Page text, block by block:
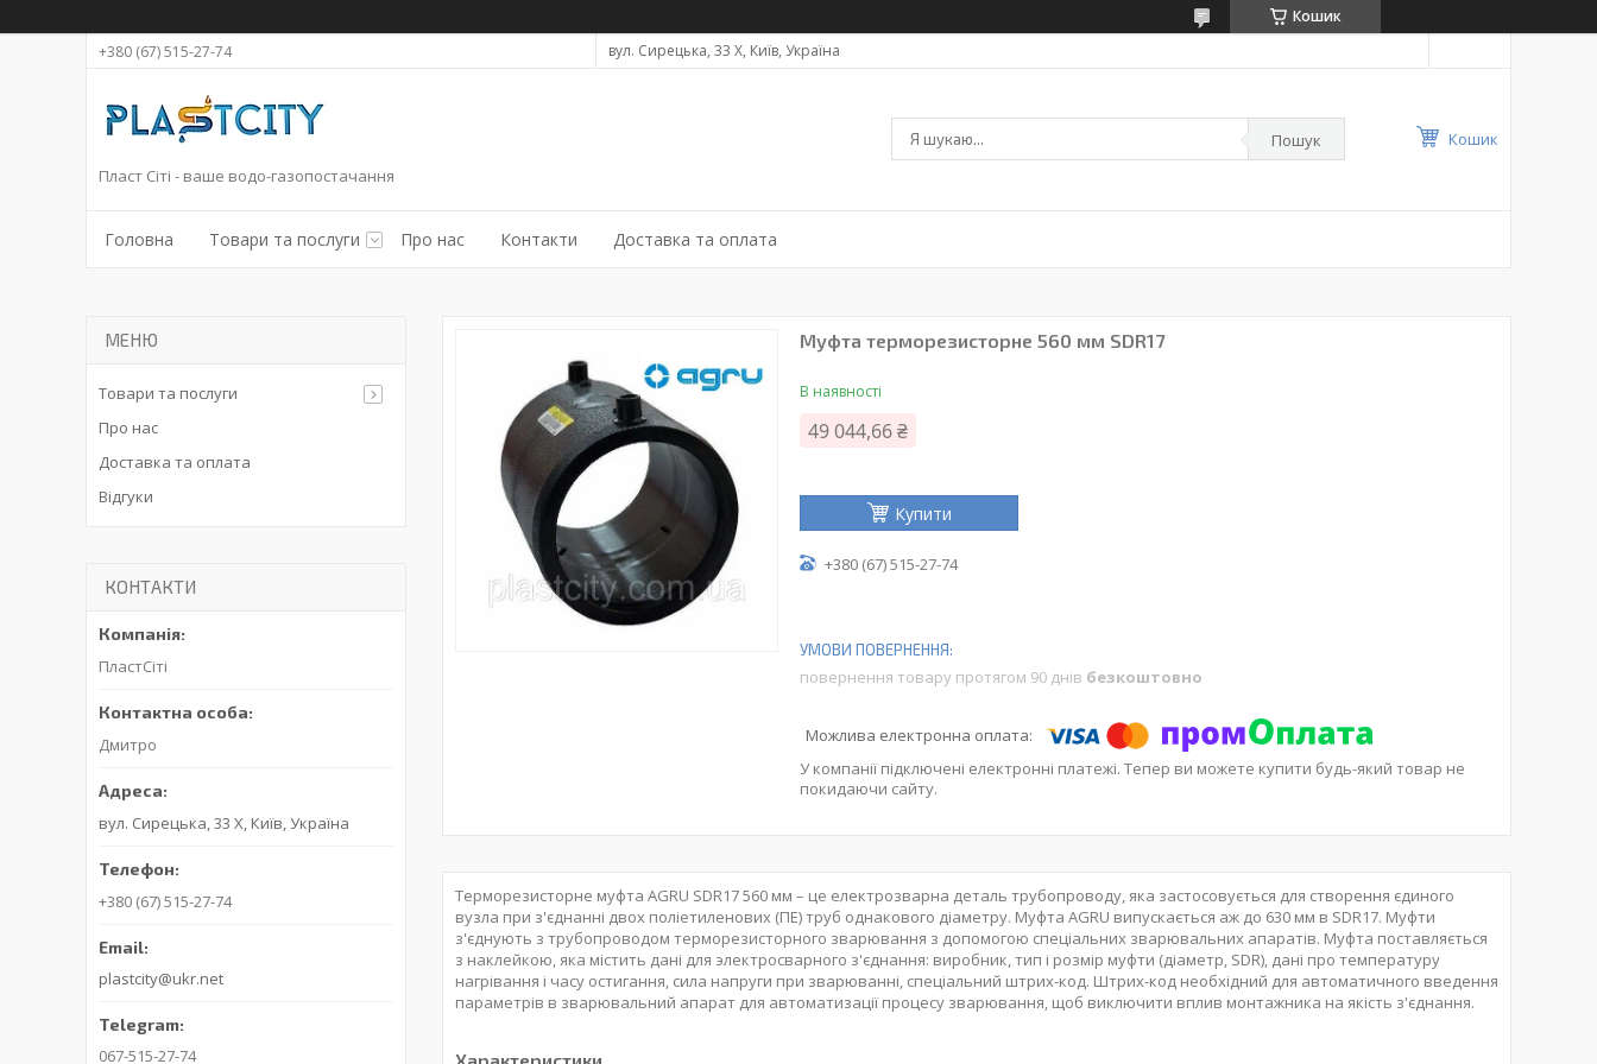
Кошик
+380 (67) 515-27-74
вул. Сирецька, 33 Х, Київ, Україна
Пласт Сіті - ваше водо-газопостачання
Пошук Кошик
Головна Товари та послуги Про нас Контакти Доставка та оплата
Муфта терморезисторне 560 мм SDR17
В наявності
49 044,66 ₴
Купити
+380 (67) 515-27-74
повернення товару протягом 90 днів безкоштовно
У компанії підключені електронні платежі. Тепер ви можете купити будь-який товар не
покидаючи сайту.
Терморезисторне муфта AGRU SDR17 560 мм – це електрозварна деталь трубопроводу, яка застосовується для створення єдиного
вузла при з'єднанні двох поліетиленових (ПЕ) труб однакового діаметру. Муфта AGRU випускається аж до 630 мм в SDR17. Муфти
з'єднують з трубопроводом терморезисторного зварювання з допомогою спеціальних зварювальних апаратів. Муфта поставляється
з наклейкою, яка містить дані для электросварного з'єднання: виробник, тип і розмір муфти (діаметр, SDR), дані про температуру
нагрівання і часу остигання, сила напруги при зварюванні, спеціальний штрих-код. Штрих-код необхідний для автоматичного введення
параметрів в зварювальний апарат для автоматизації процесу зварювання, щоб виключити вплив монтажника на якість з'єднання.
Товари та послуги
Про нас
Доставка та оплата
Відгуки
КОНТАКТИ
ПластСіті
Дмитро
вул. Сирецька, 33 Х, Київ, Україна
+380 (67) 515-27-74
plastcity@ukr.net
067-515-27-74